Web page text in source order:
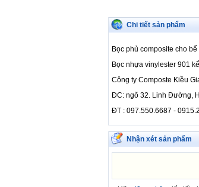
Chi tiết sản phẩm
Bọc phủ composite cho
Bọc nhựa vinylester 901
Công ty Composte Kiều
ĐC: ngõ 32. Linh Đường,
ĐT : 097.550.6687 -
Nhận xét sản phẩm